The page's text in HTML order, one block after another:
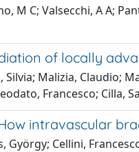
M C; Valsecchi, A A;
of locally
Silvia; Malizia, Claudio;
Francesco; Cilla,
intravascular
György; Cellini,